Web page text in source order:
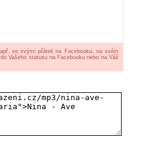
se svými přáteli na Facebooku, na svém
Vašeho statusu na Facebooku nebo na Váš